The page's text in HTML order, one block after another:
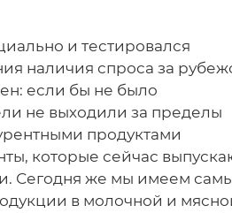
и тестировался
наличия спроса за
если бы не было
не выходили за пределы
продуктами
которые сейчас
Сегодня же мы имеем
в молочной и